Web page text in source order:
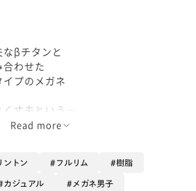
βチタンと
わせた
プのメガネ
丈夫という
なので
に特におすすめ
Read more
ントン フルリム 樹脂
カジュアル メガネ男子